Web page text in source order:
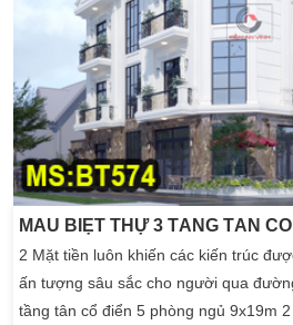
2 Mặt tiền luôn khiến các kiến trúc
ấn tượng sâu sắc cho người qua
tầng tân cổ điển 5 phòng ngủ 9x19m